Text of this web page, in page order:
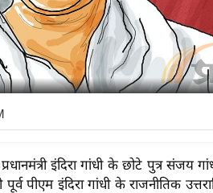
इंदिरा गांधी के छोटे पुत्र संजय
पीएम इंदिरा गांधी के राजनीतिक